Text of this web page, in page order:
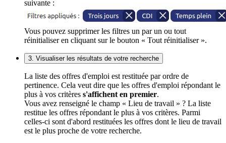
suivante :
Vous pouvez supprimer les filtres un par un ou tout
réinitialiser en cliquant sur le bouton « Tout réinitialiser ».
3. Visualiser les résultats de votre recherche
La liste des offres d'emploi est restituée par ordre de
pertinence. Cela veut dire que les offres d'emploi répondant le
plus à vos critères s'affichent en premier.
Vous avez renseigné le champ « Lieu de travail » ? La liste
restitue les offres répondant le plus à vos critères. Parmi
celles-ci sont d'abord restituées les offres dont le lieu de travail
est le plus proche de votre recherche.